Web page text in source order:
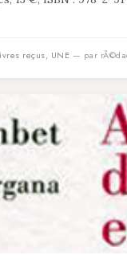
reçus, UNE — par